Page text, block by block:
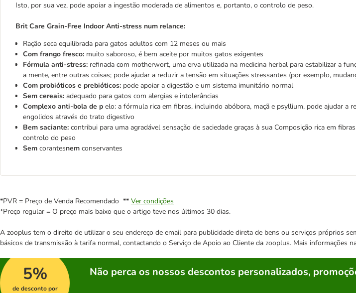
Isto, por sua vez, pode apoiar a ingestão moderada de alimentos e, portanto, o controlo de peso.
Brit Care Grain-Free Indoor Anti-stress num relance:
Ração seca equilibrada para gatos adultos com 12 meses ou mais
Com frango fresco: muito saboroso, é bem aceite por muitos gatos exigentes
Fórmula anti-stress: refinada com motherwort, uma erva utilizada na medicina herbal para estabilizar a
a mente, entre outras coisas; pode ajudar a reduzir a tensão em situações stressantes (por exemplo,
Com probióticos e prebióticos: pode apoiar a digestão e um sistema imunitário normal
Sem cereais: adequado para gatos com alergias e intolerâncias
Complexo anti-bola de p elo: a fórmula rica em fibras, incluindo abóbora, maçã e psyllium, pode ajudar a
engolidos através do trato digestivo
Bem saciante: contribui para uma agradável sensação de saciedade graças à sua Composição rica em
controlo do peso
Sem corantesnem conservantes
*PVR = Preço de Venda Recomendado ** Ver condições
*Preço regular = O preço mais baixo que o artigo teve nos últimos 30 dias.
A zooplus tem o direito de utilizar o seu endereço de email para publicidade direta de bens ou serviços próprios
básicos de transmissão à tarifa normal, contactando o Serviço de Apoio ao Cliente da zooplus. Mais informações
5%
de desconto por
Não perca os nossos descontos personalizados,